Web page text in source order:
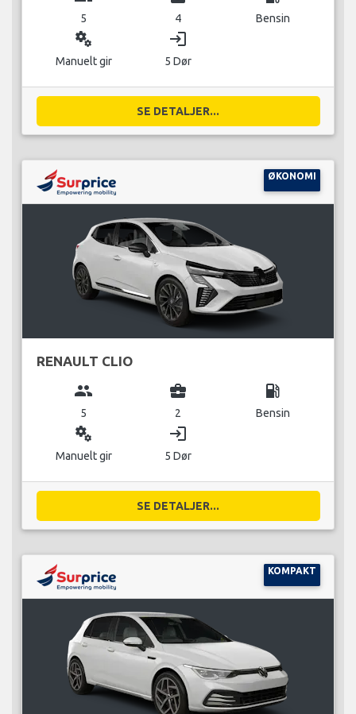
5 4 Bensin
miscellaneous_services
Manuelt gir
login
5 Dør
SE DETALJER...
ØKONOMI
RENAULT CLIO
group
5
business_center
2
local_gas_station
Bensin
miscellaneous_services
Manuelt gir
login
5 Dør
SE DETALJER...
KOMPAKT